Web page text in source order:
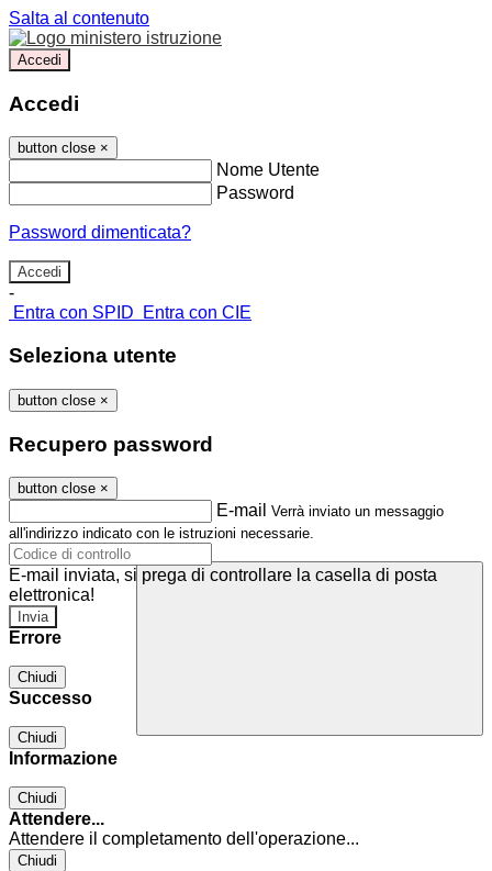
Salta al contenuto
Accedi
Accedi
button close ×
Nome Utente
Password
Password dimenticata?
-
Entra con SPID
Entra con CIE
Seleziona utente
button close ×
Recupero password
button close ×
E-mail Verrà inviato un messaggio
all'indirizzo indicato con le istruzioni necessarie.
E-mail inviata, si prega di controllare la casella di posta
elettronica!
Errore
Chiudi
Successo
Chiudi
Informazione
Chiudi
Attendere...
Attendere il completamento dell'operazione...
Chiudi